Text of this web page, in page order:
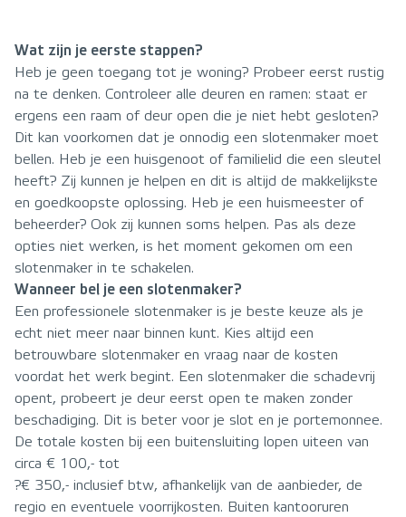
Wat zijn je eerste stappen?
Heb je geen toegang tot je woning? Probeer eerst rustig
na te denken. Controleer alle deuren en ramen: staat er
ergens een raam of deur open die je niet hebt gesloten?
Dit kan voorkomen dat je onnodig een slotenmaker moet
bellen. Heb je een huisgenoot of familielid die een sleutel
heeft? Zij kunnen je helpen en dit is altijd de makkelijkste
en goedkoopste oplossing. Heb je een huismeester of
beheerder? Ook zij kunnen soms helpen. Pas als deze
opties niet werken, is het moment gekomen om een
slotenmaker in te schakelen.
Wanneer bel je een slotenmaker?
Een professionele slotenmaker is je beste keuze als je
echt niet meer naar binnen kunt. Kies altijd een
betrouwbare slotenmaker en vraag naar de kosten
voordat het werk begint. Een slotenmaker die schadevrij
opent, probeert je deur eerst open te maken zonder
beschadiging. Dit is beter voor je slot en je portemonnee.
De totale kosten bij een buitensluiting lopen uiteen van
circa € 100,- tot
?€ 350,- inclusief btw, afhankelijk van de aanbieder, de
regio en eventuele voorrijkosten. Buiten kantooruren